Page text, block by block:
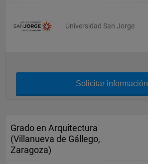
Universidad San Jorge
Solicitar información
Grado en Arquitectura
(Villanueva de Gállego,
Zaragoza)